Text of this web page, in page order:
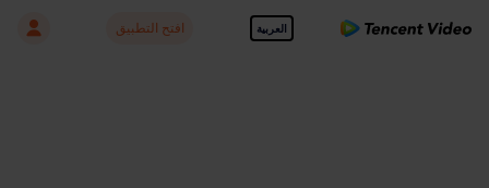
العربية افتح التطبيق